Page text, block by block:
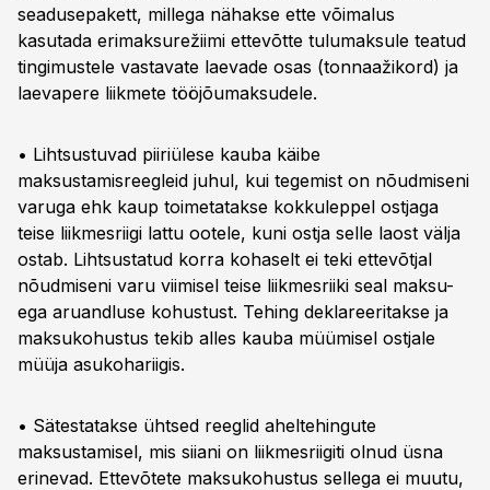
seadusepakett, millega nähakse ette võimalus
kasutada erimaksurežiimi ettevõtte tulumaksule teatud
tingimustele vastavate laevade osas (tonnaažikord) ja
laevapere liikmete tööjõumaksudele.
• Lihtsustuvad piiriülese kauba käibe
maksustamisreegleid juhul, kui tegemist on nõudmiseni
varuga ehk kaup toimetatakse kokkuleppel ostjaga
teise liikmesriigi lattu ootele, kuni ostja selle laost välja
ostab. Lihtsustatud korra kohaselt ei teki ettevõtjal
nõudmiseni varu viimisel teise liikmesriiki seal maksu-
ega aruandluse kohustust. Tehing deklareeritakse ja
maksukohustus tekib alles kauba müümisel ostjale
müüja asukohariigis.
• Sätestatakse ühtsed reeglid aheltehingute
maksustamisel, mis siiani on liikmesriigiti olnud üsna
erinevad. Ettevõtete maksukohustus sellega ei muutu,